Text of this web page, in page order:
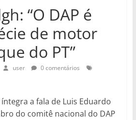
“O DAP é
de motor
do PT”
user
0 comentários
a fala de Luis Eduardo
do comitê nacional do DAP